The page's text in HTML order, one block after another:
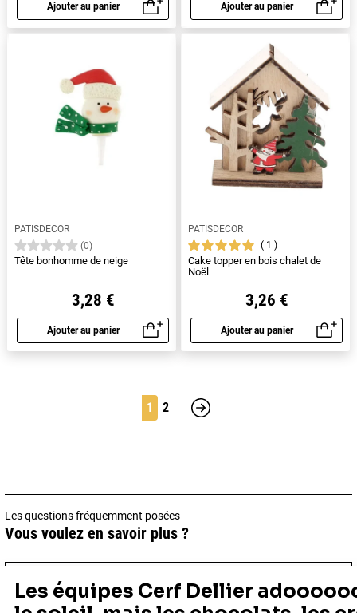
Ajouter au panier
Aperçu rapide
Ajouter au panier
Aperçu rapide
PATISDECOR
(0)
Tête bonhomme de neige
3,28 €
Ajouter au panier
Aperçu rapide
PATISDECOR
1
Cake topper en bois chalet de
Noël
3,26 €
Ajouter au panier
Aperçu rapide
1 2 Suivant
Les questions fréquemment posées
Vous voulez en savoir plus ?
Comment décorer une bûche de Noël ?